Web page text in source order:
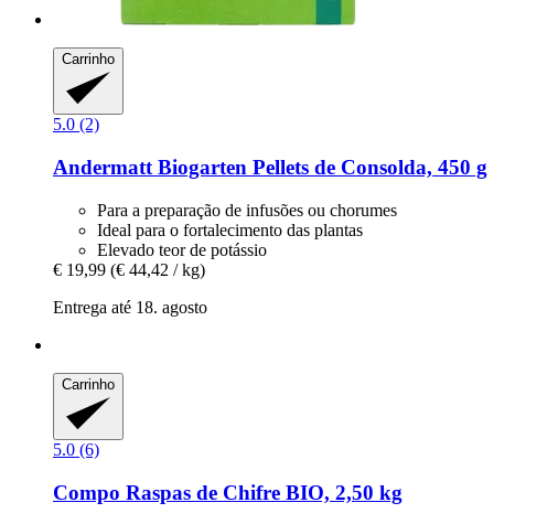
Carrinho
5.0 (2)
Andermatt Biogarten Pellets de Consolda, 450 g
Para a preparação de infusões ou chorumes
Ideal para o fortalecimento das plantas
Elevado teor de potássio
€ 19,99 (€ 44,42 / kg)
Entrega até 18. agosto
Carrinho
5.0 (6)
Compo Raspas de Chifre BIO, 2,50 kg